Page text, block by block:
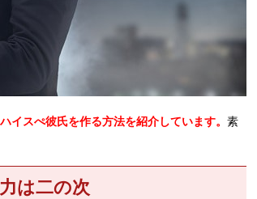
イスぺ彼氏を作る方法を紹介しています。 素
は二の次